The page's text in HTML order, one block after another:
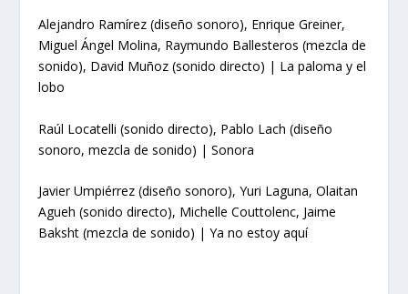
Alejandro Ramírez (diseño sonoro), Enrique Greiner,
Miguel Ángel Molina, Raymundo Ballesteros (mezcla de
sonido), David Muñoz (sonido directo) | La palomay el
lobo
Raúl Locatelli (sonido directo), Pablo Lach (diseño
sonoro, mezcla de sonido) |Sonora
Javier Umpiérrez (diseño sonoro), Yuri Laguna, Olaitan
Agueh (sonido directo), Michelle Couttolenc, Jaime
Baksht (mezcla de sonido) | Ya no estoy aquí